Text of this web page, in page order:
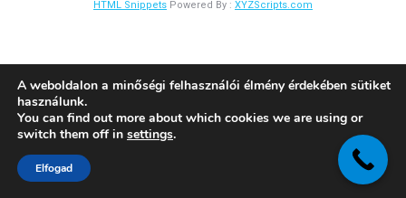
HTML Snippets Powered By : XYZScripts.com
A weboldalon a minőségi felhasználói élmény érdekében sütiket
használunk.
You can find out more about which cookies we are using or
switch them off in settings.
Elfogad